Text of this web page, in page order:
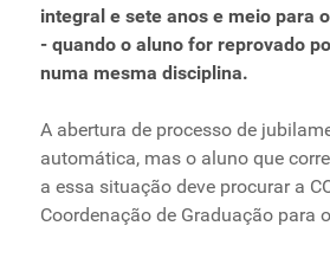
integral e sete anos e meio para
- quando o aluno for reprovado
numa mesma disciplina.
A abertura de processo de
automática, mas o aluno que
a essa situação deve procurar a
Coordenação de Graduação para